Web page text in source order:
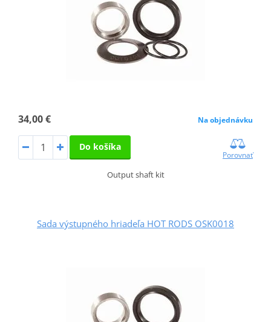
34,00 € Na objednávku
Do košíka
Porovnať
Output shaft kit
Sada výstupného hriadeľa HOT RODS OSK0018